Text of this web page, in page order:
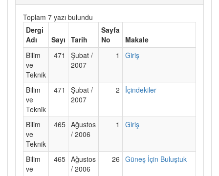
Toplam 7 yazı bulundu
Dergi
Adı
Sayı Tarih
Sayfa
No
Makale
Bilim
ve
Teknik
471
Şubat /
2007
1 Giriş
Bilim
ve
Teknik
471
Şubat /
2007
2 İçindekiler
Bilim
ve
Teknik
465 Ağustos
/ 2006
1 Giriş
Bilim
ve
465 Ağustos
/ 2006
26 Güneş İçin Buluştuk